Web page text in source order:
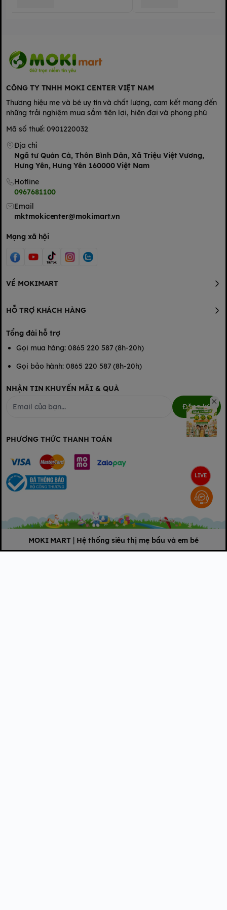
2. Hướng dẫn sử
dụng
- Ngon hơn khi uống lạnh.
- Nên uống 2 - 3 hộp mỗi ngày.
3. Cách bảo quản
- Bảo quản nơi khô ráo, thoáng mát.
- Nên dùng hết sau khi mở.
CÔNG TY TNHH MOKI CENTER VIỆT NAM
Thương hiệu mẹ và bé uy tín và chất lượng, cam kết mang đến
những trải nghiệm mua sắm tiện lợi, hiện đại và phong phú
Mã số thuế: 0901220032
Địa chỉ
Ngã tư Quán Cà, Thôn Bình Dân, Xã Triệu Việt Vương,
Hưng Yên, Hưng Yên 160000 Việt Nam
Hotline
0967681100
Email
mktmokicenter@mokimart.vn
Mạng xã hội
VỀ MOKIMART
HỖ TRỢ KHÁCH HÀNG
Tổng đài hỗ trợ
Gọi mua hàng: 0865 220 587 (8h-20h)
Gọi bảo hành: 0865 220 587 (8h-20h)
NHẬN TIN KHUYẾN MÃI & QUÀ
Đăng ký
PHƯƠNG THỨC THANH TOÁN
MOKI MART Hệ thống siêu thị mẹ bầu và em bé
LIVE